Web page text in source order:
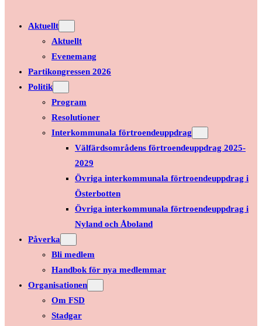
Aktuellt
Aktuellt
Evenemang
Partikongressen 2026
Politik
Program
Resolutioner
Interkommunala förtroendeuppdrag
Välfärdsområdens förtroendeuppdrag 2025-
2029
Övriga interkommunala förtroendeuppdrag i
Österbotten
Övriga interkommunala förtroendeuppdrag i
Nyland och Åboland
Påverka
Bli medlem
Handbok för nya medlemmar
Organisationen
Om FSD
Stadgar